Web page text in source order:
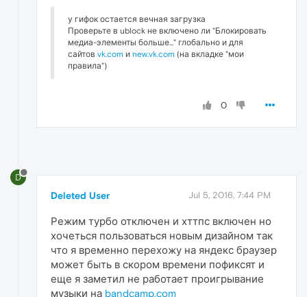
у гифок остается вечная загрузка
Проверьте в ublock не включено ли "Блокировать
медиа-элементы больше..." глобально и для
сайтов vk.com и new.vk.com (на вкладке "мои
правила")
0
D
Deleted User Jul 5, 2016, 7:44 PM
Режим турбо отключен и хттпс включен но
хочеться пользоваться новым дизайном так
что я временно перехожу на яндекс браузер
может быть в скором времени пофиксят и
еще я заметил не работает проигрывание
музыки на bandcamp.com